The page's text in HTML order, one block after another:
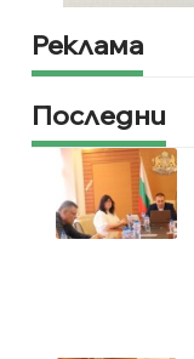
Реклама
Последни